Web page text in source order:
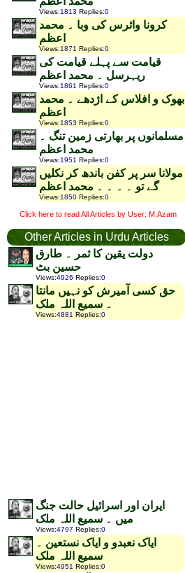
Views:1813 Replies:0
کرونا وائرس کی وبا ۔ محمد
اعظم
Views:1871 Replies:0
قیامت سے پہلے قیامت کی
ریہرسل ۔ محمد اعظم
Views:1861 Replies:0
بھوک و افلاس کے اژدھے ۔ محمد
اعظم
Views:1853 Replies:0
مسلمانوں پر بھارتی زمین تنگ ۔
محمد اعظم
Views:1951 Replies:0
مولانا سر پر کفن باندھ کر نکلیں
گے تو ۔ ۔ ۔ ۔ محمد اعظم
Views:1850 Replies:0
Click here to read All Articles by User: M.Azam
Other Articles in Urdu Articles
دولت یقین کا ثمر ۔ طارق
حسین بٹ
Views:4926 Replies:0
حق کسی آمیرش کو نہیں مانتا
۔ سمیع اللہ ملک
Views:4881 Replies:0
ایران اور اسرائیل حالت جنگ
میں ۔ سمیع اللہ ملک
Views:4797 Replies:0
ایاک نعبدو و ایاک نستعین ۔
سمیع اللہ ملک
Views:4951 Replies:0